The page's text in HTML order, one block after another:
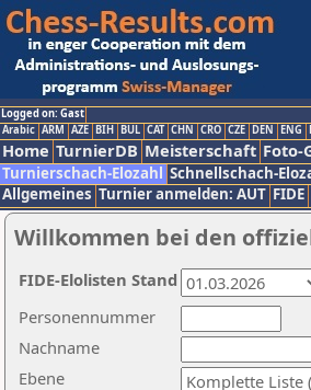
Logged on: Gast
Arabic ARM AZE BIH BUL CAT CHN CRO CZE DEN ENG
Home TurnierDB Meisterschaft Foto-
Turnierschach-Elozahl Schnellschach-
Allgemeines Turnier anmelden: AUT FIDE
Willkommen bei den
Nachname
Ebene
Personennummer
FIDE-Elolisten Stand